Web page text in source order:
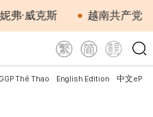
斯 越南共产党中央总
Thể Thao English Edition 中文